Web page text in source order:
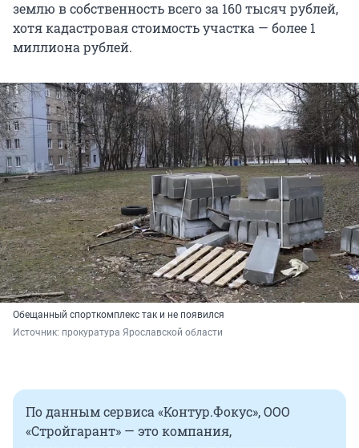
землю в собственность всего за 160 тысяч рублей,
хотя кадастровая стоимость участка — более 1
миллиона рублей.
Обещанный спорткомплекс так и не появился
Источник: прокуратура Ярославской области
По данным сервиса «Контур.Фокус», ООО
«Стройгарант» — это компания,